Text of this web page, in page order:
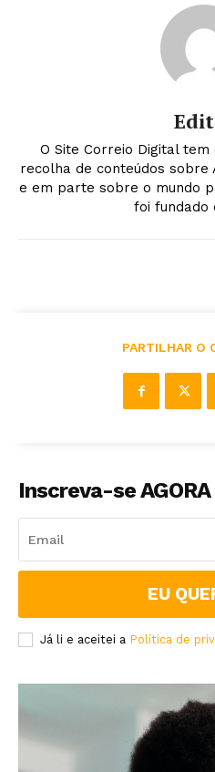
O Site Correio Digital
recolha de conteúdos sobre
e em parte sobre o mundo
foi fundado
PARTILHAR O
Inscreva-se AGORA
EU
Já li e aceitei a Política de